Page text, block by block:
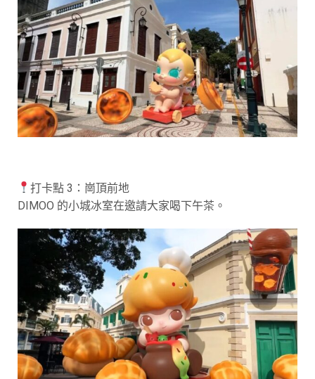
打卡點 3：崗頂前地
DIMOO 的小城冰室在邀請大家喝下午茶。